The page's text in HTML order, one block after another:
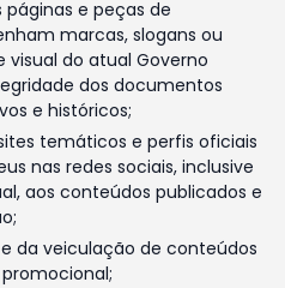
e peças de
marcas, slogans ou
do atual Governo
dos documentos
e históricos;
temáticos e perfis oficiais
nas redes sociais, inclusive
aos conteúdos publicados e
da veiculação de conteúdos